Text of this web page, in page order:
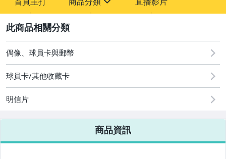
圖書/影音/文具
古董、藝術與礦石
手機、配件與通訊
美容保養與彩妝
電腦、平板與周邊
偶像、球員卡與郵幣
球員卡/其他收藏卡
明信片
商品資訊